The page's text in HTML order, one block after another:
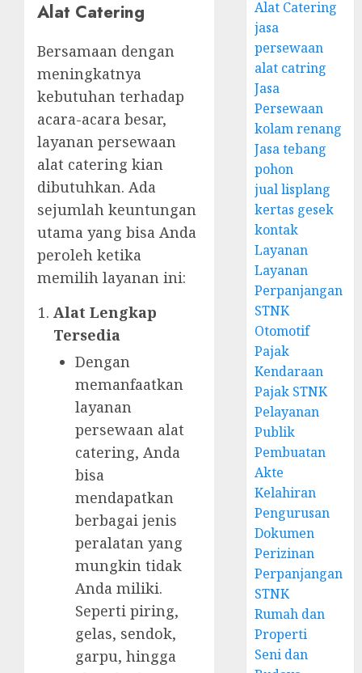
Alat Catering
Bersamaan dengan
meningkatnya
kebutuhan terhadap
acara-acara besar,
layanan persewaan
alat catering kian
dibutuhkan. Ada
sejumlah keuntungan
utama yang bisa Anda
peroleh ketika
memilih layanan ini:
Alat Lengkap
Tersedia
Dengan
memanfaatkan
layanan
persewaan alat
catering, Anda
bisa
mendapatkan
berbagai jenis
peralatan yang
mungkin tidak
Anda miliki.
Seperti piring,
gelas, sendok,
garpu, hingga
Alat Catering
jasa
persewaan
alat catring
Jasa
Persewaan
kolam renang
Jasa tebang
pohon
jual lisplang
kertas gesek
kontak
Layanan
Layanan
Perpanjangan
STNK
Otomotif
Pajak
Kendaraan
Pajak STNK
Pelayanan
Publik
Pembuatan
Akte
Kelahiran
Pengurusan
Dokumen
Perizinan
Perpanjangan
STNK
Rumah dan
Properti
Seni dan